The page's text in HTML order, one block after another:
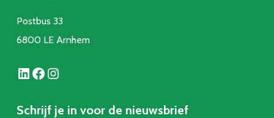
Postbus 33
6800 LE Arnhem
LinkedIn Facebook Instagram
Schrijf je in voor de nieuwsbrief